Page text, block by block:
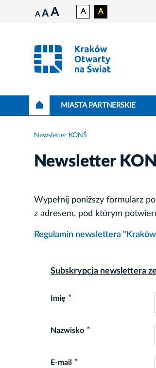
A A A A A
MIASTA PARTNERSKIE
Newsletter KONŚ
Newsletter
Wypełnij poniższy formularz
z adresem, pod którym
Regulamin newslettera
Subskrypcja newslettera
Imię *
Nazwisko *
E-mail *